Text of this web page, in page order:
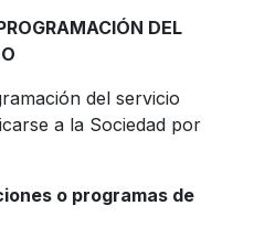
DEL
del servicio
a la Sociedad por
o programas de